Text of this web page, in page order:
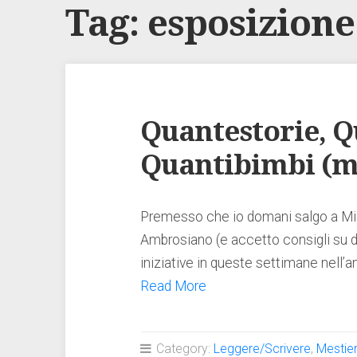
Tag: esposizione
Quantestorie,
Quantibimbi
Premesso che io domani salgo a
Ambrosiano (e accetto consigli su
iniziative in queste settimane
Read More
Category: Leggere/Scrivere,